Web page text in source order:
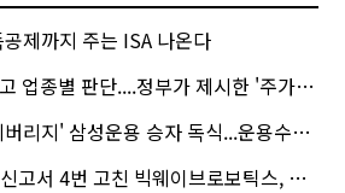
제까지 주는 ISA 나온다
별 판단....정부가 제시한 '주가 누르기' 방지법
삼성운용 승자 독식...운용수익 미래에셋의 6배
서 4번 고친 빅웨이브로보틱스, 수요예측